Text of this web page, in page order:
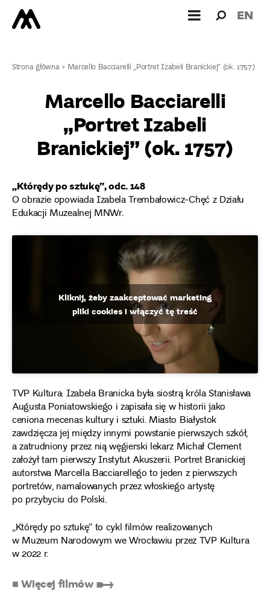
dla: EN
Strona główna> Marcello Bacciarelli „Portret Izabeli Branickiej” (ok. 1757)
Marcello Bacciarelli
„Portret Izabeli
Branickiej” (ok. 1757)
„Którędy po sztukę”, odc. 148
O obrazie opowiada Izabela Trembałowicz-Chęć z Działu
Edukacji Muzealnej MNWr.
Kliknij, żeby zaakceptować marketing
pliki cookies i włączyć tę treść
TVP Kultura: Izabela Branicka była siostrą króla Stanisława
Augusta Poniatowskiego i zapisała się w historii jako
ceniona mecenas kultury i sztuki. Miasto Białystok
zawdzięcza jej między innymi powstanie pierwszych szkół,
a zatrudniony przez nią węgierski lekarz Michał Clement
założył tam pierwszy Instytut Akuszerii. Portret Branickiej
autorstwa Marcella Bacciarellego to jeden z pierwszych
portretów, namalowanych przez włoskiego artystę
po przybyciu do Polski.
„Którędy po sztukę” to cykl filmów realizowanych
w Muzeum Narodowym we Wrocławiu przez TVP Kultura
w 2022 r.
■ Więcej filmów ➸